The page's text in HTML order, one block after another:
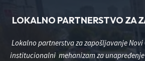
LOKALNO PARTNERSTVO ZA
Lokalno partnerstva za zapošljavanje Novi
institucionalni mehanizam za